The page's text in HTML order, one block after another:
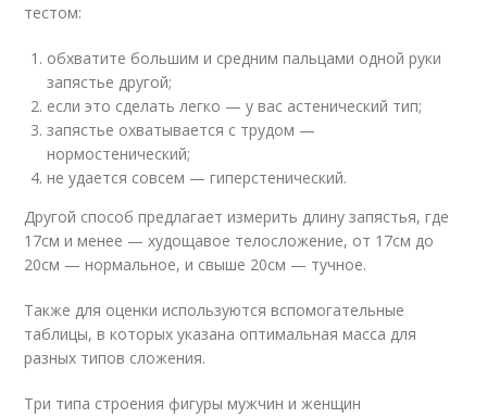
тестом:
обхватите большим и средним пальцами одной руки
запястье другой;
если это сделать легко — у вас астенический тип;
запястье охватывается с трудом —
нормостенический;
не удается совсем — гиперстенический.
Другой способ предлагает измерить длину запястья, где
17см и менее — худощавое телосложение, от 17см до
20см — нормальное, и свыше 20см — тучное.
Также для оценки используются вспомогательные
таблицы, в которых указана оптимальная масса для
разных типов сложения.
Три типа строения фигуры мужчин и женщин